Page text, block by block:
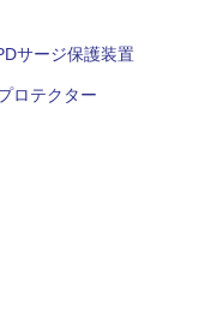
サージ保護装置
ロテクター